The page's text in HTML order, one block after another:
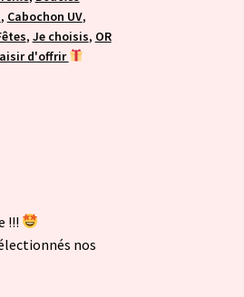
, Cabochon UV,
, Je choisis, OR
d'offrir
!!!
nos